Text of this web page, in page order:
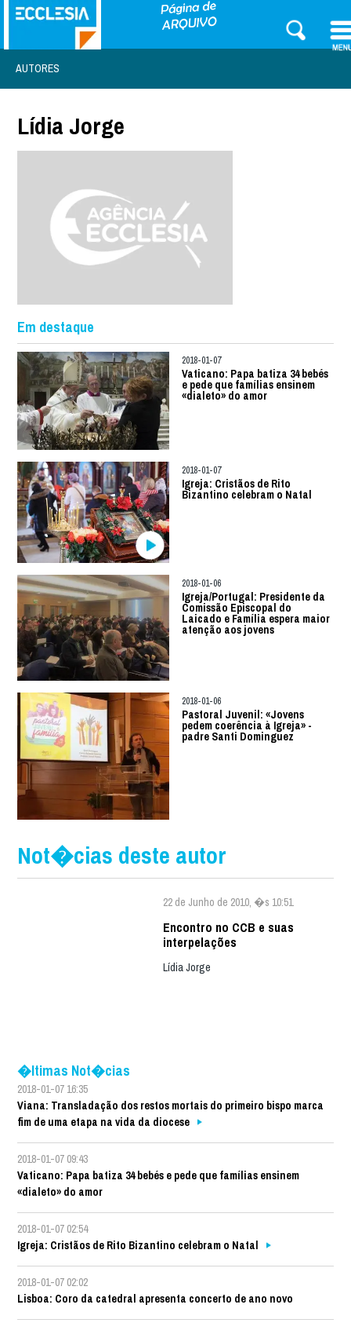
AUTORES
Lídia Jorge
Em destaque
2018-01-07
Vaticano: Papa batiza 34 bebés
e pede que famílias ensinem
«dialeto» do amor
2018-01-07
Igreja: Cristãos de Rito
Bizantino celebram o Natal
2018-01-06
Igreja/Portugal: Presidente da
Comissão Episcopal do
Laicado e Família espera maior
atenção aos jovens
2018-01-06
Pastoral Juvenil: «Jovens
pedem coerência à Igreja» -
padre Santi Dominguez
Not�cias deste autor
22 de Junho de 2010, �s 10:51
Encontro no CCB e suas
interpelações
Lídia Jorge
�ltimas Not�cias
2018-01-07 16:35
Viana: Transladação dos restos mortais do primeiro bispo marca
fim de uma etapa na vida da diocese
2018-01-07 09:43
Vaticano: Papa batiza 34 bebés e pede que famílias ensinem
«dialeto» do amor
2018-01-07 02:54
Igreja: Cristãos de Rito Bizantino celebram o Natal
2018-01-07 02:02
Lisboa: Coro da catedral apresenta concerto de ano novo